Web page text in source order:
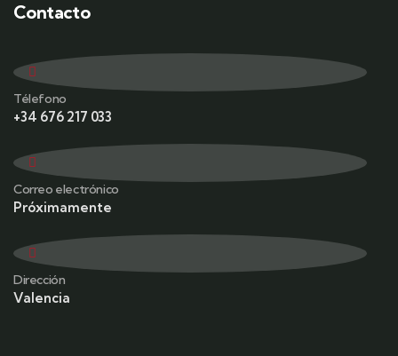
Contacto
Télefono
+34 676 217 033
Correo electrónico
Próximamente
Dirección
Valencia